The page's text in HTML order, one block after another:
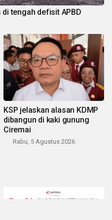
tengah defisit APBD
KSP jelaskan alasan KDMP
dibangun di kaki gunung
Ciremai
Rabu, 5 Agustus 2026